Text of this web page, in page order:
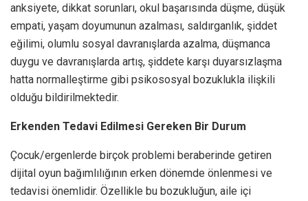
anksiyete, dikkat sorunları, okul başarısında düşme, düşük
empati, yaşam doyumunun azalması, saldırganlık, şiddet
eğilimi, olumlu sosyal davranışlarda azalma, düşmanca
duygu ve davranışlarda artış, şiddete karşı duyarsızlaşma
hatta normalleştirme gibi psikososyal bozuklukla ilişkili
olduğu bildirilmektedir.
Erkenden Tedavi Edilmesi Gereken Bir Durum
Çocuk/ergenlerde birçok problemi beraberinde getiren
dijital oyun bağımlılığının erken dönemde önlenmesi ve
tedavisi önemlidir. Özellikle bu bozukluğun, aile içi